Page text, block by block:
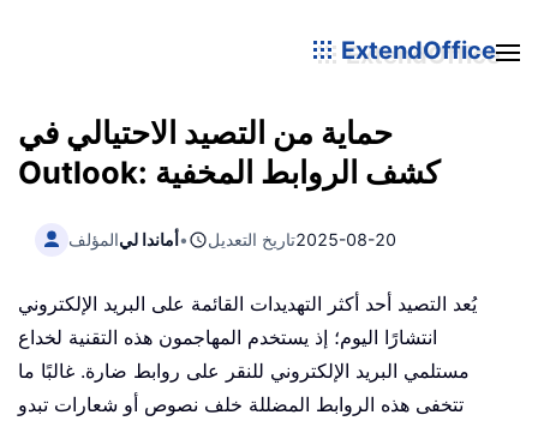
ExtendOffice
حماية من التصيد الاحتيالي في
Outlook: كشف الروابط المخفية
المؤلفأماندا لي• تاريخ التعديل2025-08-20
يُعد التصيد أحد أكثر التهديدات القائمة على البريد الإلكتروني
انتشارًا اليوم؛ إذ يستخدم المهاجمون هذه التقنية لخداع
مستلمي البريد الإلكتروني للنقر على روابط ضارة. غالبًا ما
تتخفى هذه الروابط المضللة خلف نصوص أو شعارات تبدو